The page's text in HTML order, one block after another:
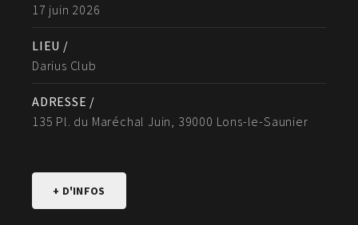
17 juin 2026
LIEU /
Darius Club
ADRESSE /
135 Pl. du Maréchal Juin, 39000 Lons-le-Saunier
+ D'INFOS